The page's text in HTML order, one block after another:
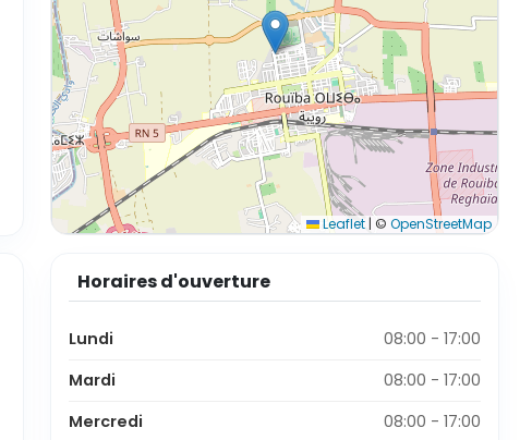
Leaflet | © OpenStreetMap
Horaires d'ouverture
Lundi
08:00 - 17:00
Mardi
08:00 - 17:00
Mercredi
08:00 - 17:00